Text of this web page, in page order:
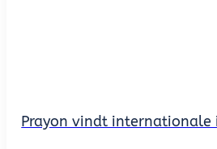
Prayon vindt